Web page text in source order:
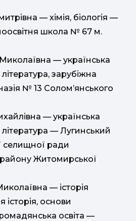
— хімія, біологія —
школа № 67 м.
— українська
зарубіжна
№ 13 Солом’янського
— українська
— Лугинський
селищної ради
Житомирської
— історія
історія, основи
освіта —